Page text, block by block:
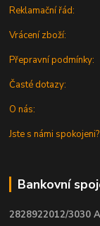
Reklamační řád:
Vrácení zboží:
Přepravní podmínky:
Časté dotazy:
O nás:
Jste s námi
Bankovní
2828922012/3030